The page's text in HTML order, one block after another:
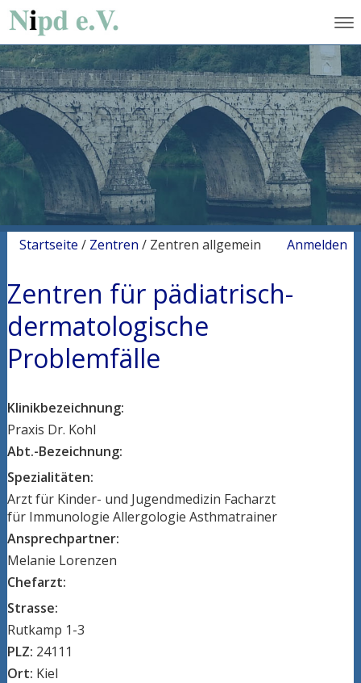
Startseite / Zentren / Zentren allgemein Anmelden
Zentren für pädiatrisch-
dermatologische
Problemfälle
Klinikbezeichnung:
Praxis Dr. Kohl
Abt.-Bezeichnung:
Spezialitäten:
Arzt für Kinder- und Jugendmedizin Facharzt
für Immunologie Allergologie Asthmatrainer
Ansprechpartner:
Melanie Lorenzen
Chefarzt:
Strasse:
Rutkamp 1-3
PLZ: 24111
Ort: Kiel